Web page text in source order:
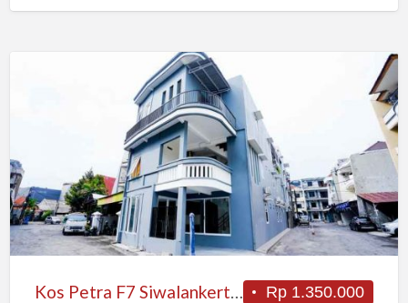
Fasilitas
Lengkap
Murah
Rp 1.350.000
Kos Petra F7 Siwalankerto Fasilitas Lengkap Murah